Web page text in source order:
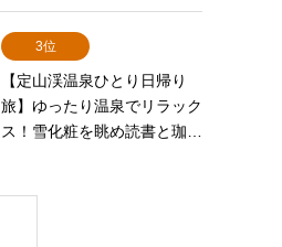
3位
【定山渓温泉ひとり日帰り
旅】ゆったり温泉でリラック
ス！雪化粧を眺め読書と珈…